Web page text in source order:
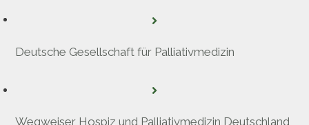
Deutsche Gesellschaft für Palliativmedizin
Wegweiser Hospiz und Palliativmedizin Deutschland